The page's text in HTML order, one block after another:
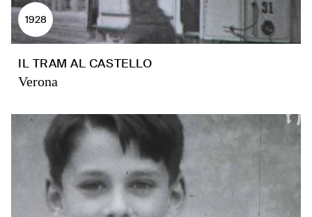
1928
IL TRAM AL CASTELLO
Verona